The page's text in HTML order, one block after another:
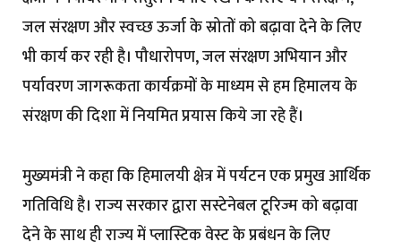
जल संरक्षण और स्वच्छ ऊर्जा के स्रोतों को बढ़ावा देने के लिए
भी कार्य कर रही है। पौधारोपण, जल संरक्षण अभियान और
पर्यावरण जागरूकता कार्यक्रमों के माध्यम से हम हिमालय के
संरक्षण की दिशा में नियमित प्रयास किये जा रहे हैं।
मुख्यमंत्री ने कहा कि हिमालयी क्षेत्र में पर्यटन एक प्रमुख आर्थिक
गतिविधि है। राज्य सरकार द्वारा सस्टेनेबल टूरिज्म को बढ़ावा
देने के साथ ही राज्य में प्लास्टिक वेस्ट के प्रबंधन के लिए